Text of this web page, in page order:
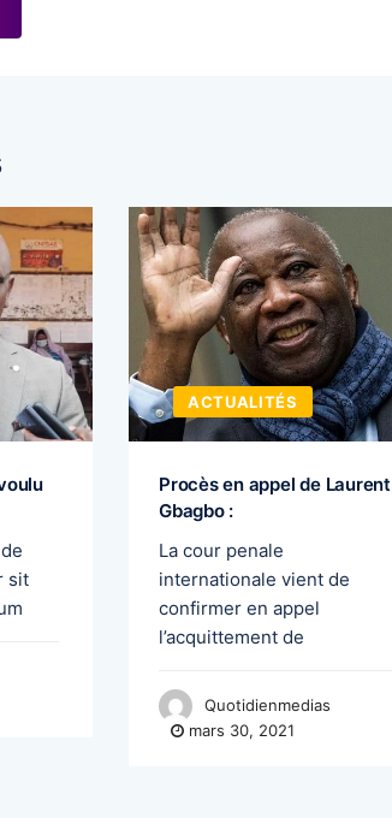
sit
ACTUALITÉS
Procès en appel de Laurent
Gbagbo :
La cour penale
internationale vient de
confirmer en appel
l’acquittement de
Quotidienmedias
mars 30, 2021